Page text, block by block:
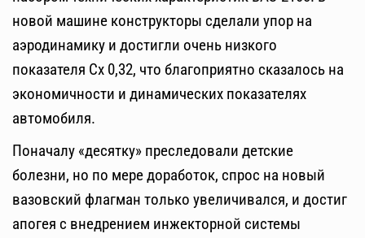
новой машине конструкторы сделали упор на
аэродинамику и достигли очень низкого
показателя Cx 0,32, что благоприятно сказалось на
экономичности и динамических показателях
автомобиля.
Поначалу «десятку» преследовали детские
болезни, но по мере доработок, спрос на новый
вазовский флагман только увеличивался, и достиг
апогея с внедрением инжекторной системы